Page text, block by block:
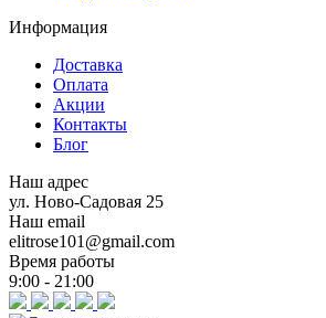
Информация
Доставка
Оплата
Акции
Контакты
Блог
Наш адрес
ул. Ново-Садовая 25
Наш email
elitrose101@gmail.com
Время работы
9:00 - 21:00